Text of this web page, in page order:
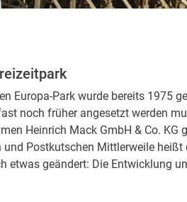
Europa-Park wurde bereits 1975
noch früher angesetzt werden
Heinrich Mack GmbH & Co. KG
Postkutschen Mittlerweile
etwas geändert: Die Entwicklung